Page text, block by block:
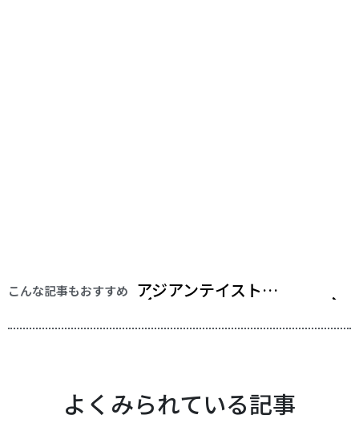
こんな記事もおすすめ アジアンテイストな寝室のコーディネート に！おすすめベッドのご紹介！
使い方に合わせたサイドテーブルのおすすめな選び方のご紹介！
便利な収納グッズを使って、お部屋をいつもきれいに保つコツをご紹介！
ホテルライクなリビングにするインテリアテクニックのご紹介！！
お部屋の雰囲気作りのポイントはインテリア照明の選び方で決まる！
お部屋の雰囲気をガラッと変える間接照明のレイアウト特集！！
カーペットにこだわってワンランク上の部屋に！選び方のポイントをご紹介！
心も体もリラックス♪癒し効果のあるインテリアの選び方をご紹介！
中学生にピッタリ！勉強に集中できる一人部屋のレイアウトポイント
よくみられている記事